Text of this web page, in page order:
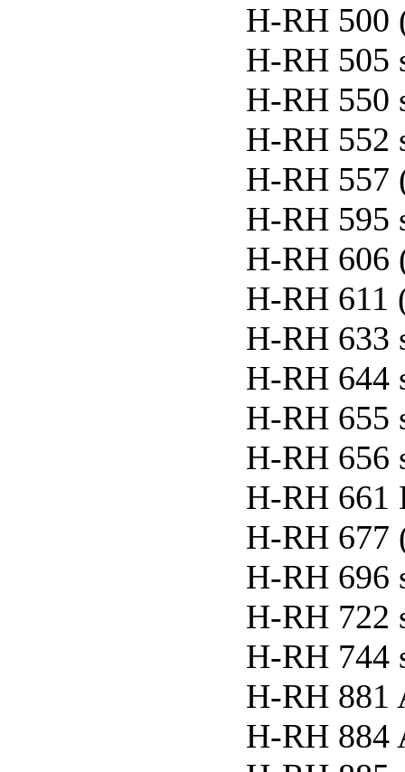
H-RH 500
H-RH 505
H-RH 550
H-RH 552
H-RH 557
H-RH 595
H-RH 606
H-RH 611
H-RH 633
H-RH 644
H-RH 655
H-RH 656
H-RH 661
H-RH 677
H-RH 696
H-RH 722
H-RH 744
H-RH 881
H-RH 884